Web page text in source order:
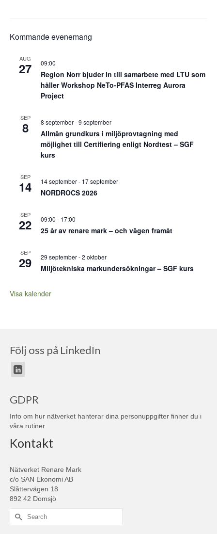
Kommande evenemang
AUG
27 09:00
Region Norr bjuder in till samarbete med LTU som
håller Workshop NeTo-PFAS Interreg Aurora
Project
SEP
8 8 september-9 september
Allmän grundkurs i miljöprovtagning med
möjlighet till Certifiering enligt Nordtest – SGF
kurs
SEP
14 14 september- 17 september
NORDROCS 2026
SEP
22 09:00 - 17:00
25 år av renare mark – och vägen framåt
SEP
29 29 september-2 oktober
Miljötekniska markundersökningar – SGF kurs
Visa kalender
Följ oss på LinkedIn
GDPR
Info om hur nätverket hanterar dina personuppgifter finner du i
våra rutiner.
Kontakt
Nätverket Renare Mark
c/o SAN Ekonomi AB
Slåttervägen 18
892 42 Domsjö
Search
for: